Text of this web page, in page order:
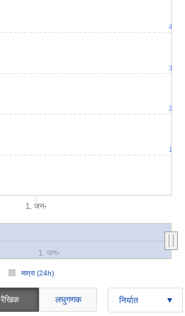
1. जन॰
मात्रा (24h)
1. जन॰
1
2
3
4
रैखिक लघुगणक निर्यात